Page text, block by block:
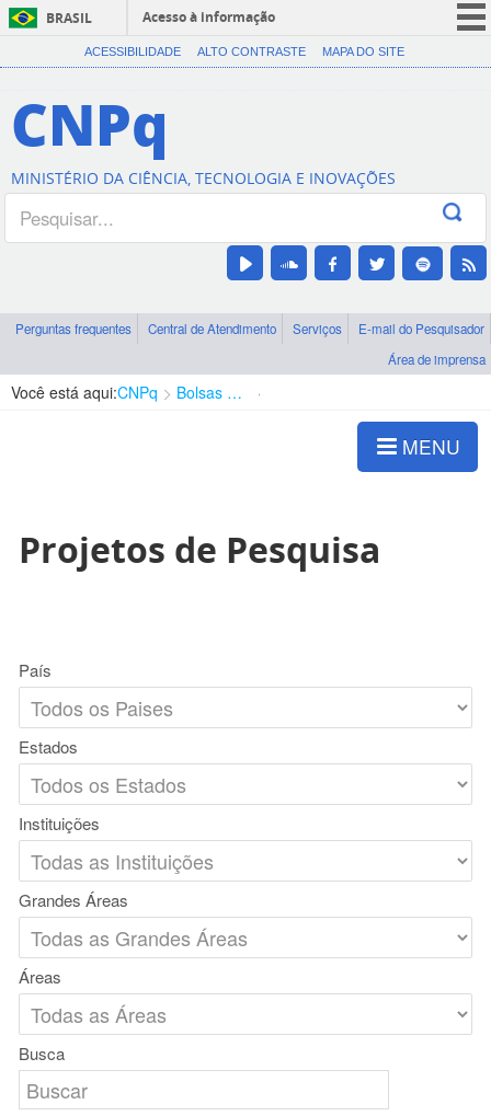
BRASIL
Acesso à informação
CORONAVÍRUS (COVID-19)
Canais
ACESSIBILIDADE ALTO CONTRASTE MAPA DO SITE
CNPq
MINISTÉRIO DA CIÊNCIA, TECNOLOGIA E INOVAÇÕES
Perguntas frequentes Central de Atendimento Serviços
E-mail do Pesquisador
Área de imprensa
Você está aqui:CNPq Bolsas e Auxílios Vigentes
MENU
Projetos de Pesquisa
País
Estados
Instituições
Grandes Áreas
Áreas
Busca